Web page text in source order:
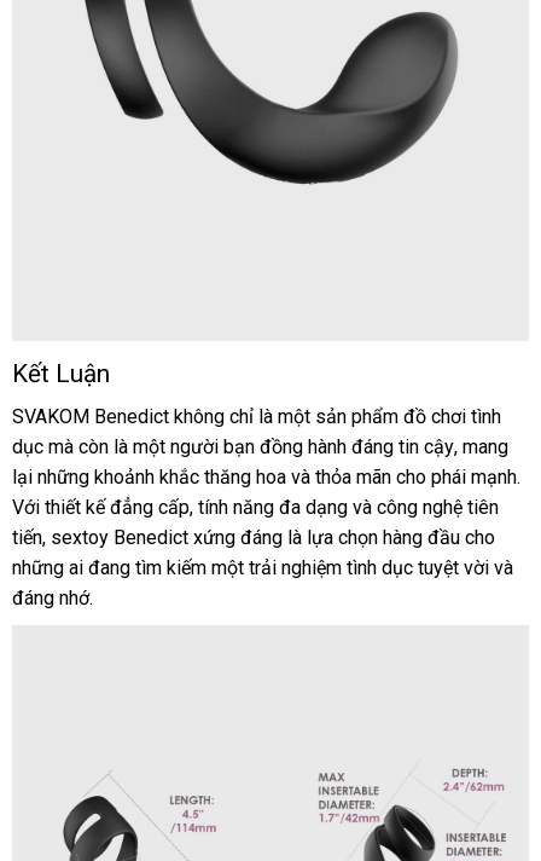
Vòng
đeo
dương
vật
SVAKOM
Benedict
Kết Luận
SVAKOM Benedict không chỉ là một sản phẩm đồ chơi tình
dục Đức
mà còn là một người bạn đồng hành đáng tin cậyan
toàn
, mang
lại theo
yêu
cầu
những khoảnh khắc thăng hoa giá
bán
và thỏa mãn cho phái mạnh.
Với thiết kế đẳng cấpbáo
giá
, tính năng đa dạng ở
đâu
uy
và công nghệ tiên
tiếnThái
Lan
, sextoy Benedict phân
phối
xứng đáng là lựa chọn hàng đầu cho
khẩu
những ai đang tìm kiếm một trải nghiệm tình dục tuyệt vời phản
và
đáng nhớ.